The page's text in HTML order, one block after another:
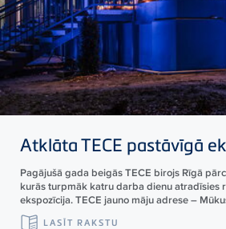
AtklātaTECE pastāvīgā
Pagājušā gada beigās TECE birojs Rīgā
kurās turpmāk katru darba dienu atradīsies
ekspozīcija. TECE jauno māju adrese –
LASĪT RAKSTU